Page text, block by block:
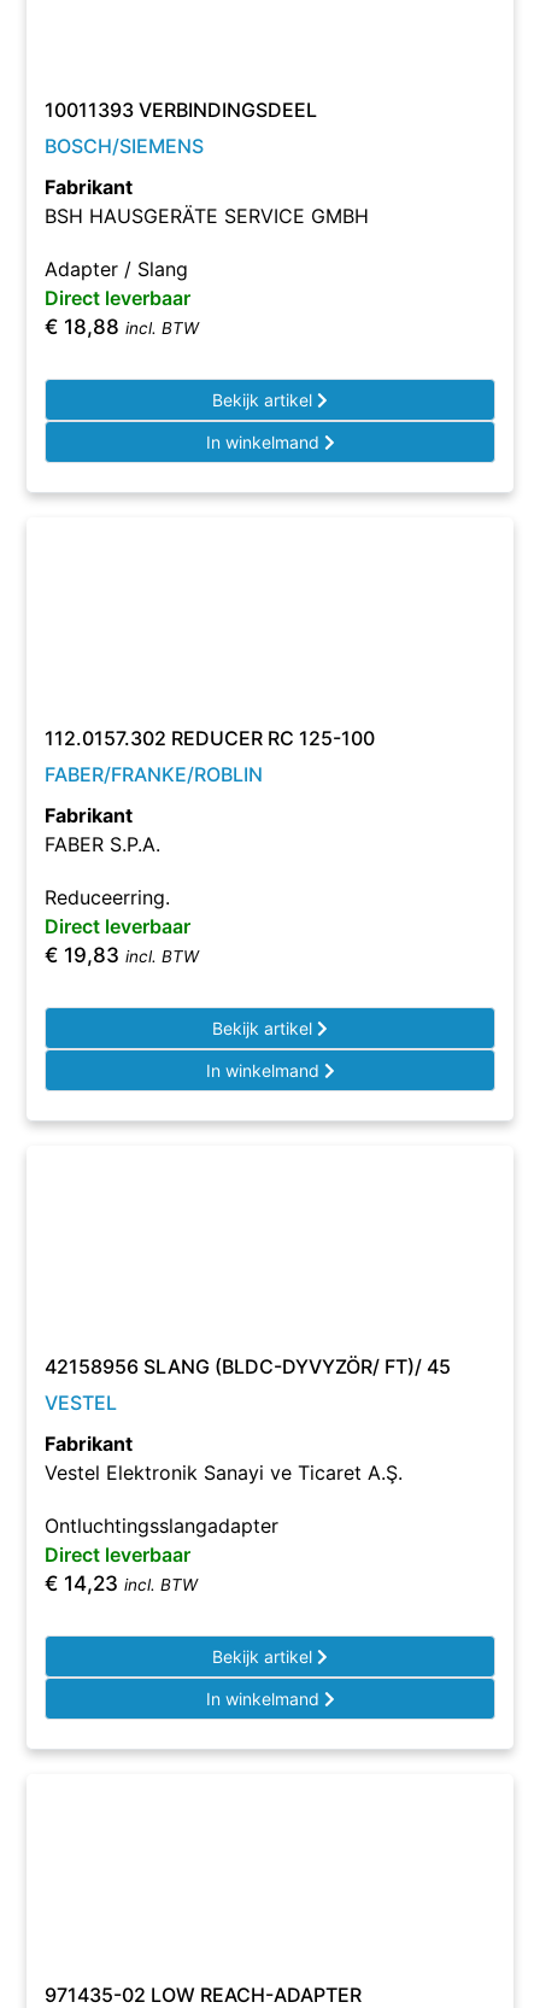
10011393 VERBINDINGSDEEL
BOSCH/SIEMENS
Fabrikant
BSH HAUSGERÄTE SERVICE GMBH
Adapter / Slang
Direct leverbaar
€ 18,88 incl. BTW
Bekijk artikel
In winkelmand
112.0157.302 REDUCER RC 125-100
FABER/FRANKE/ROBLIN
Fabrikant
FABER S.P.A.
Reduceerring.
Direct leverbaar
€ 19,83 incl. BTW
Bekijk artikel
In winkelmand
42158956 SLANG (BLDC-DYVYZÖR/ FT)/ 45
VESTEL
Fabrikant
Vestel Elektronik Sanayi ve Ticaret A.Ş.
Ontluchtingsslangadapter
Direct leverbaar
€ 14,23 incl. BTW
Bekijk artikel
In winkelmand
971435-02 LOW REACH-ADAPTER